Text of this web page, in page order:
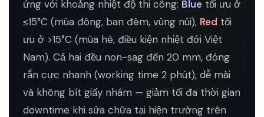
ứng với khoảng nhiệt độ thi công: Blue tối ưu ở
≤15°C (mùa đông, ban đêm, vùng núi), Red tối
ưu ở >15°C (mùa hè, điều kiện nhiệt đới Việt
Nam). Cả hai đều non-sag đến 20 mm, đóng
rắn cực nhanh (working time 2 phút), dễ mài
và không bít giấy nhám — giảm tối đa thời gian
downtime khi sửa chữa tại hiện trường trên